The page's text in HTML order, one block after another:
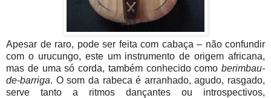
Apesar de raro, pode ser feita com cabaça – não confundir
com o urucungo, este um instrumento de origem africana,
mas de uma só corda, também conhecido como berimbau-
de-barriga. O som da rabeca é arranhado, agudo, rasgado,
serve tanto a ritmos dançantes ou introspectivos,